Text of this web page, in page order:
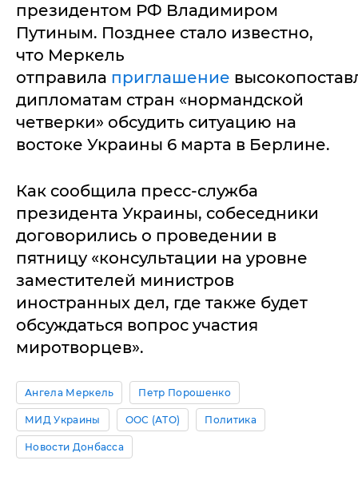
президентом РФ Владимиром
Путиным. Позднее стало известно,
что Меркель
отправила приглашение
дипломатам стран «нормандской
четверки» обсудить ситуацию на
востоке Украины 6 марта в Берлине.
Как сообщила пресс-служба
президента Украины, собеседники
договорились о проведении в
пятницу «консультации на уровне
заместителей министров
иностранных дел, где также будет
обсуждаться вопрос участия
миротворцев».
Ангела Меркель Петр Порошенко
МИД Украины ООС (АТО) Политика
Новости Донбасса